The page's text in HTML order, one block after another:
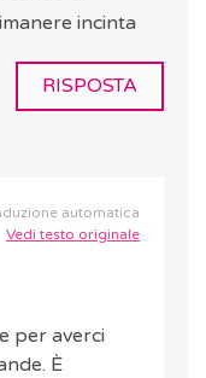
incinta
RISPOSTA
automatica
Vedi testo originale
per averci
È